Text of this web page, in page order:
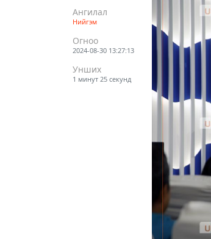
Ангилал
Нийгэм
Огноо
2024-08-30 13:27:13
Унших
1 минут 25 секунд